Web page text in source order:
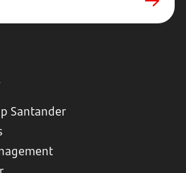
Santander